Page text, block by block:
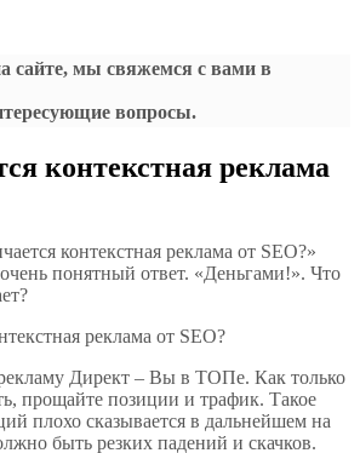
сайте, мы свяжемся с вами в
вопросы.
контекстная реклама
контекстная реклама от SEO?»
понятный ответ. «Деньгами!». Что
Директ – Вы в ТОПе. Как только
прощайте позиции и трафик. Такое
плохо сказывается в дальнейшем на
быть резких падений и скачков.